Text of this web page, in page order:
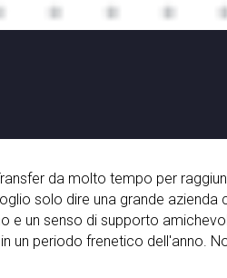
per raggiungere
grande azienda con
amichevole. Mi ha
dell'anno. Non